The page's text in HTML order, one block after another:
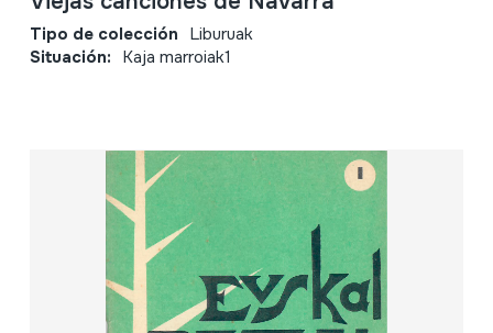
Tipo de colección Liburuak
Situación: Kaja marroiak1